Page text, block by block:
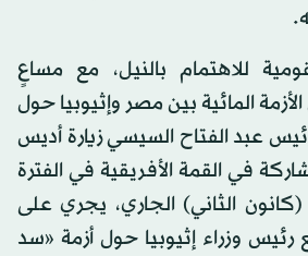
للاهتمام بالنيل، مع مساعٍ
المائية بين مصر وإثيوبيا حول
عبد الفتاح السيسي زيارة أديس
في القمة الأفريقية في الفترة
31 يناير (كانون الثاني) الجاري، يجري على
وزراء إثيوبيا حول أزمة «سد